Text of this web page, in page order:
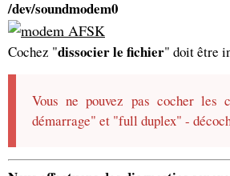
/dev/soundmodem0
Cochez "dissocier le fichier" doit être
Vous ne pouvez pas cocher les
démarrage" et "full duplex" -